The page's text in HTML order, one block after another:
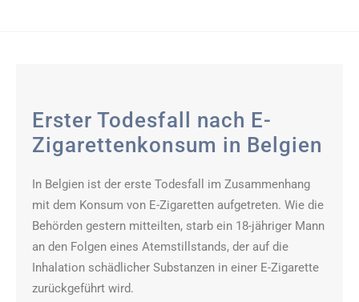
Erster Todesfall nach E-
Zigarettenkonsum in Belgien
In Belgien ist der erste Todesfall im Zusammenhang
mit dem Konsum von E-Zigaretten aufgetreten. Wie die
Behörden gestern mitteilten, starb ein 18-jähriger Mann
an den Folgen eines Atemstillstands, der auf die
Inhalation schädlicher Substanzen in einer E-Zigarette
zurückgeführt wird.